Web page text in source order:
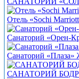
Отель «Sochi
Санаторий «Орен-
Санаторий «Плаза»
САНАТОРИЙ